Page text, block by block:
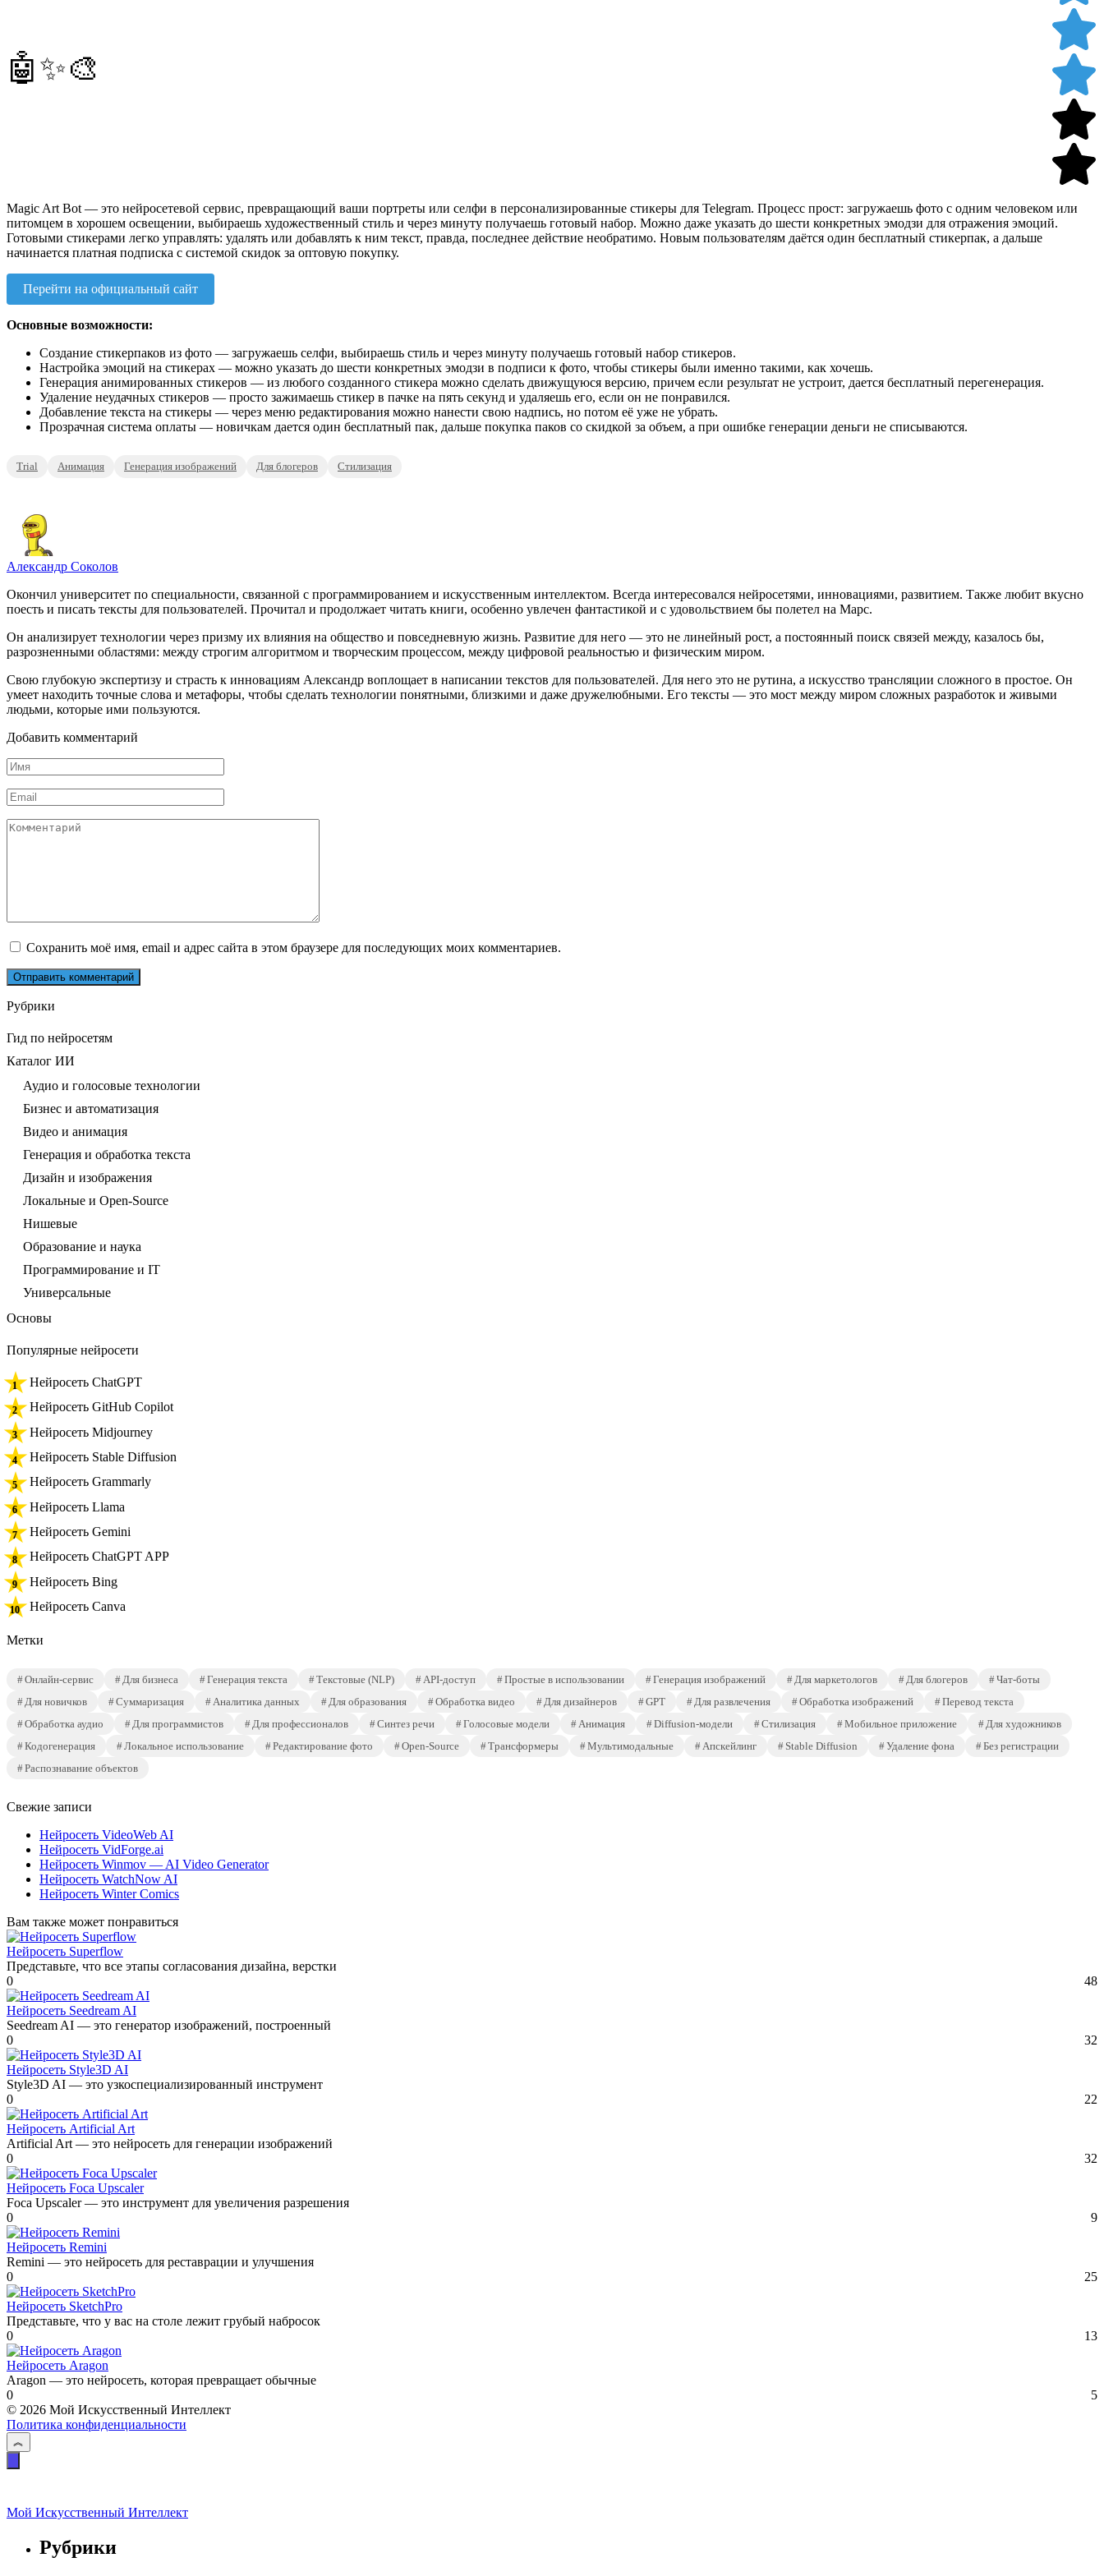
🤖✨🎨
Magic Art Bot — это нейросетевой сервис, превращающий ваши портреты или селфи в персонализированные стикеры для Telegram. Процесс прост: загружаешь фото с одним человеком или
питомцем в хорошем освещении, выбираешь художественный стиль и через минуту получаешь готовый набор. Можно даже указать до шести конкретных эмодзи для отражения эмоций.
Готовыми стикерами легко управлять: удалять или добавлять к ним текст, правда, последнее действие необратимо. Новым пользователям даётся один бесплатный стикерпак, а дальше
начинается платная подписка с системой скидок за оптовую покупку.
Перейти на официальный сайт
Основные возможности:
Создание стикерпаков из фото — загружаешь селфи, выбираешь стиль и через минуту получаешь готовый набор стикеров.
Настройка эмоций на стикерах — можно указать до шести конкретных эмодзи в подписи к фото, чтобы стикеры были именно такими, как хочешь.
Генерация анимированных стикеров — из любого созданного стикера можно сделать движущуюся версию, причем если результат не устроит, дается бесплатный перегенерация.
Удаление неудачных стикеров — просто зажимаешь стикер в пачке на пять секунд и удаляешь его, если он не понравился.
Добавление текста на стикеры — через меню редактирования можно нанести свою надпись, но потом её уже не убрать.
Прозрачная система оплаты — новичкам дается один бесплатный пак, дальше покупка паков со скидкой за объем, а при ошибке генерации деньги не списываются.
Trial Анимация Генерация изображений Для блогеров Стилизация
Александр Соколов
Окончил университет по специальности, связанной с программированием и искусственным интеллектом. Всегда интересовался нейросетями, инновациями, развитием. Также любит вкусно
поесть и писать тексты для пользователей. Прочитал и продолжает читать книги, особенно увлечен фантастикой и с удовольствием бы полетел на Марс.
Он анализирует технологии через призму их влияния на общество и повседневную жизнь. Развитие для него — это не линейный рост, а постоянный поиск связей между, казалось бы,
разрозненными областями: между строгим алгоритмом и творческим процессом, между цифровой реальностью и физическим миром.
Свою глубокую экспертизу и страсть к инновациям Александр воплощает в написании текстов для пользователей. Для него это не рутина, а искусство трансляции сложного в простое. Он
умеет находить точные слова и метафоры, чтобы сделать технологии понятными, близкими и даже дружелюбными. Его тексты — это мост между миром сложных разработок и живыми
людьми, которые ими пользуются.
Добавить комментарий
Имя
*
Email
*
Комментарий
Сохранить моё имя, email и адрес сайта в этом браузере для последующих моих комментариев.
Рубрики
Гид по нейросетям
Каталог ИИ
Аудио и голосовые технологии
Бизнес и автоматизация
Видео и анимация
Генерация и обработка текста
Дизайн и изображения
Локальные и Open-Source
Нишевые
Образование и наука
Программирование и IT
Универсальные
Основы
Популярные нейросети
Нейросеть ChatGPT
Нейросеть GitHub Copilot
Нейросеть Midjourney
Нейросеть Stable Diffusion
Нейросеть Grammarly
Нейросеть Llama
Нейросеть Gemini
Нейросеть ChatGPT APP
Нейросеть Bing
Нейросеть Canva
Метки
Онлайн-сервис Для бизнеса Генерация текста Текстовые (NLP) API-доступ Простые в использовании Генерация изображений Для маркетологов Для блогеров
Чат-боты
Для новичков
Суммаризация Аналитика данных Для образования Обработка видео Для дизайнеров GPT Для развлечения Обработка изображений
Перевод текста
Обработка аудио
Для программистов Для профессионалов Синтез речи Голосовые модели Анимация Diffusion-модели Стилизация Мобильное приложение
Для художников
Кодогенерация
Локальное использование Редактирование фото Open-Source Трансформеры Мультимодальные Апскейлинг Stable Diffusion Удаление фона
Без регистрации
Распознавание объектов
Свежие записи
Нейросеть VideoWeb AI
Нейросеть VidForge.ai
Нейросеть Winmov — AI Video Generator
Нейросеть WatchNow AI
Нейросеть Winter Comics
Вам также может понравиться
Нейросеть Superflow
Представьте, что все этапы согласования дизайна, верстки
0
48
Нейросеть Seedream AI
Seedream AI — это генератор изображений, построенный
0
32
Нейросеть Style3D AI
Style3D AI — это узкоспециализированный инструмент
0
22
Нейросеть Artificial Art
Artificial Art — это нейросеть для генерации изображений
0
32
Нейросеть Foca Upscaler
Foca Upscaler — это инструмент для увеличения разрешения
0
9
Нейросеть Remini
Remini — это нейросеть для реставрации и улучшения
0
25
Нейросеть SketchPro
Представьте, что у вас на столе лежит грубый набросок
0
13
Нейросеть Aragon
Aragon — это нейросеть, которая превращает обычные
0
5
© 2026 Мой Искусственный Интеллект
Политика конфиденциальности
Мой Искусственный Интеллект
Рубрики